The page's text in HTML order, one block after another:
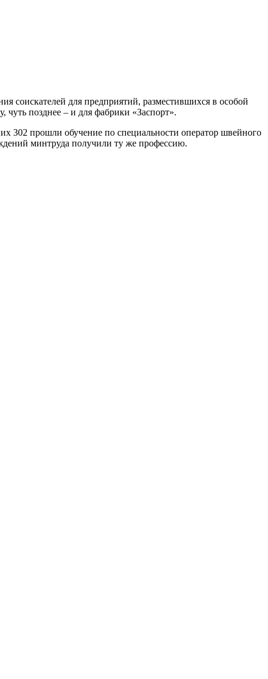
соискателей для предприятий, разместившихся в особой
позднее – и для фабрики «Заспорт».
302 прошли обучение по специальности оператор швейного
минтруда получили ту же профессию.